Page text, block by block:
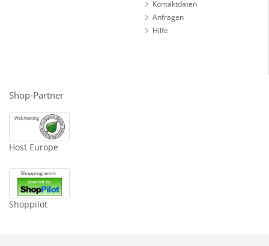
Kontaktdaten
Anfragen
Hilfe
Shop-Partner
Host Europe
Shoppilot